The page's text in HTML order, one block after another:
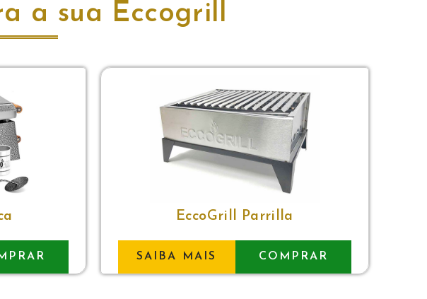
a sua Eccogrill
EccoGrill Parrilla
SAIBA MAIS COMPRAR